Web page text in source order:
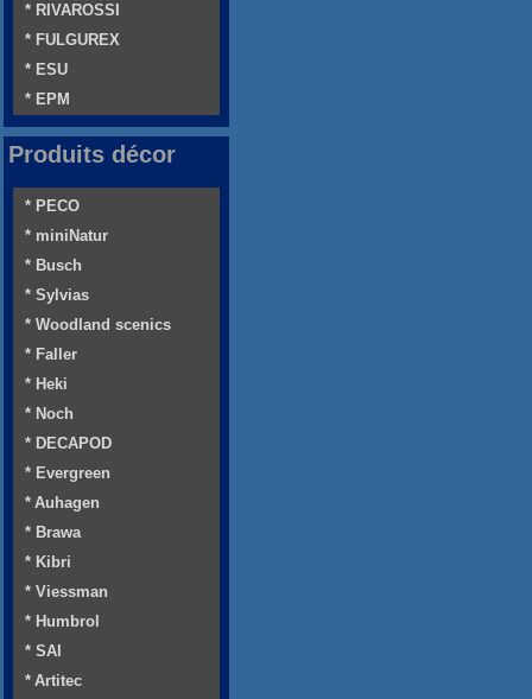
* RIVAROSSI
* FULGUREX
* ESU
* EPM
Produits décor
* PECO
* miniNatur
* Busch
* Sylvias
* Woodland scenics
* Faller
* Heki
* Noch
* DECAPOD
* Evergreen
* Auhagen
* Brawa
* Kibri
* Viessman
* Humbrol
* SAI
* Artitec